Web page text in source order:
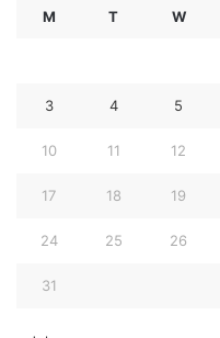
M T W
3 4 5
10 11 12
17 18 19
24 25 26
31